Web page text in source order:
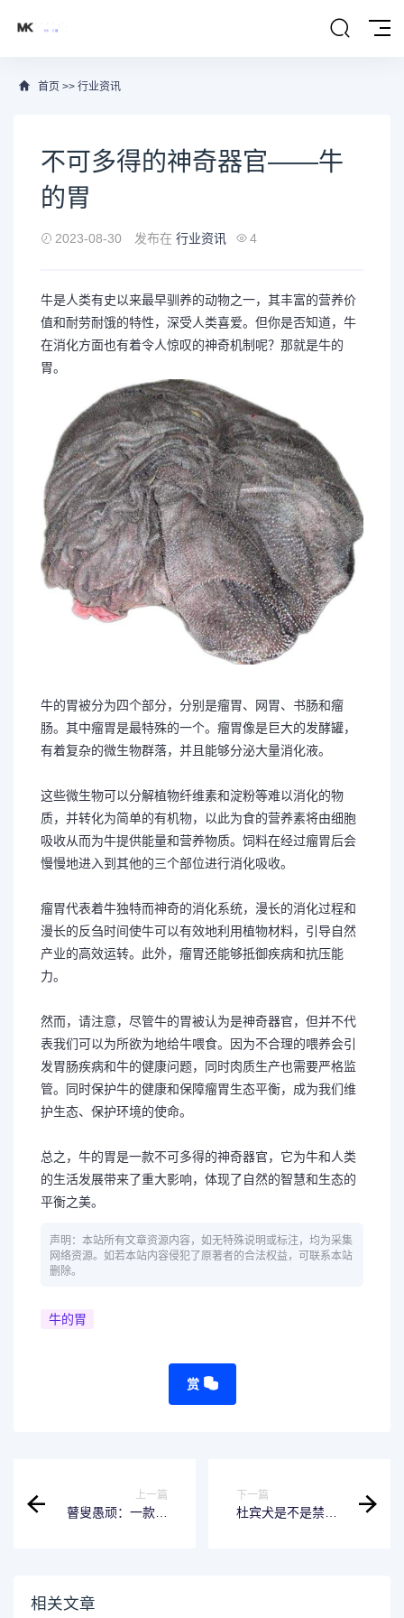
首页 >> 行业资讯
不可多得的神奇器官——牛
的胃
2023-08-30 发布在 行业资讯 4
牛是人类有史以来最早驯养的动物之一，其丰富的营养价
值和耐劳耐饿的特性，深受人类喜爱。但你是否知道，牛
在消化方面也有着令人惊叹的神奇机制呢？那就是牛的
胃。
牛的胃被分为四个部分，分别是瘤胃、网胃、书肠和瘤
肠。其中瘤胃是最特殊的一个。瘤胃像是巨大的发酵罐，
有着复杂的微生物群落，并且能够分泌大量消化液。
这些微生物可以分解植物纤维素和淀粉等难以消化的物
质，并转化为简单的有机物，以此为食的营养素将由细胞
吸收从而为牛提供能量和营养物质。饲料在经过瘤胃后会
慢慢地进入到其他的三个部位进行消化吸收。
瘤胃代表着牛独特而神奇的消化系统，漫长的消化过程和
漫长的反刍时间使牛可以有效地利用植物材料，引导自然
产业的高效运转。此外，瘤胃还能够抵御疾病和抗压能
力。
然而，请注意，尽管牛的胃被认为是神奇器官，但并不代
表我们可以为所欲为地给牛喂食。因为不合理的喂养会引
发胃肠疾病和牛的健康问题，同时肉质生产也需要严格监
管。同时保护牛的健康和保障瘤胃生态平衡，成为我们维
护生态、保护环境的使命。
总之，牛的胃是一款不可多得的神奇器官，它为牛和人类
的生活发展带来了重大影响，体现了自然的智慧和生态的
平衡之美。
声明：本站所有文章资源内容，如无特殊说明或标注，均为采集
网络资源。如若本站内容侵犯了原著者的合法权益，可联系本站
删除。
牛的胃
赏
上一篇
瞽叟愚顽：一款适
下一篇
杜宾犬是不是禁养-
相关文章